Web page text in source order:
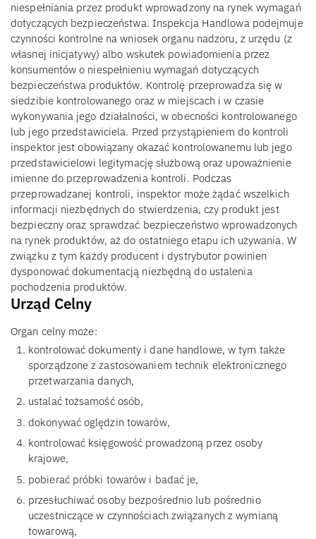
niespełniania przez produkt wprowadzony na rynek wymagań
dotyczących bezpieczeństwa. Inspekcja Handlowa podejmuje
czynności kontrolne na wniosek organu nadzoru, z urzędu (z
własnej inicjatywy) albo wskutek powiadomienia przez
konsumentów o niespełnieniu wymagań dotyczących
bezpieczeństwa produktów. Kontrolę przeprowadza się w
siedzibie kontrolowanego oraz w miejscach i w czasie
wykonywania jego działalności, w obecności kontrolowanego
lub jego przedstawiciela. Przed przystąpieniem do kontroli
inspektor jest obowiązany okazać kontrolowanemu lub jego
przedstawicielowi legitymację służbową oraz upoważnienie
imienne do przeprowadzenia kontroli. Podczas
przeprowadzanej kontroli, inspektor może żądać wszelkich
informacji niezbędnych do stwierdzenia, czy produkt jest
bezpieczny oraz sprawdzać bezpieczeństwo wprowadzonych
na rynek produktów, aż do ostatniego etapu ich używania. W
związku z tym każdy producent i dystrybutor powinien
dysponować dokumentacją niezbędną do ustalenia
pochodzenia produktów.
Urząd Celny
Organ celny może:
kontrolować dokumenty i dane handlowe, w tym także
sporządzone z zastosowaniem technik elektronicznego
przetwarzania danych,
ustalać tożsamość osób,
dokonywać oględzin towarów,
kontrolować księgowość prowadzoną przez osoby
krajowe,
pobierać próbki towarów i badać je,
przesłuchiwać osoby bezpośrednio lub pośrednio
uczestniczące w czynnościach związanych z wymianą
towarową,